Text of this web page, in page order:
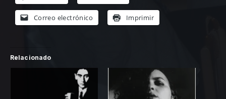
Correo electrónico Imprimir
Relacionado